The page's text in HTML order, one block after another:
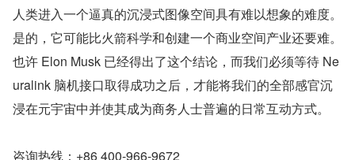
人类进入一个逼真的沉浸式图像空间具有难以想象的难度。
是的，它可能比火箭科学和创建一个商业空间产业还要难。
也许 Elon Musk 已经得出了这个结论，而我们必须等待 Ne
uralink 脑机接口取得成功之后，才能将我们的全部感官沉
浸在元宇宙中并使其成为商务人士普遍的日常互动方式。
咨询热线：+86 400-966-9672